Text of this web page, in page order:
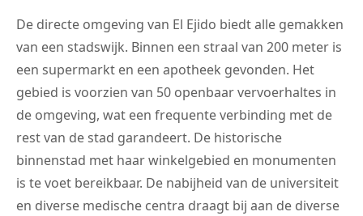
De directe omgeving van El Ejido biedt alle gemakken
van een stadswijk. Binnen een straal van 200 meter is
een supermarkt en een apotheek gevonden. Het
gebied is voorzien van 50 openbaar vervoerhaltes in
de omgeving, wat een frequente verbinding met de
rest van de stad garandeert. De historische
binnenstad met haar winkelgebied en monumenten
is te voet bereikbaar. De nabijheid van de universiteit
en diverse medische centra draagt bij aan de diverse